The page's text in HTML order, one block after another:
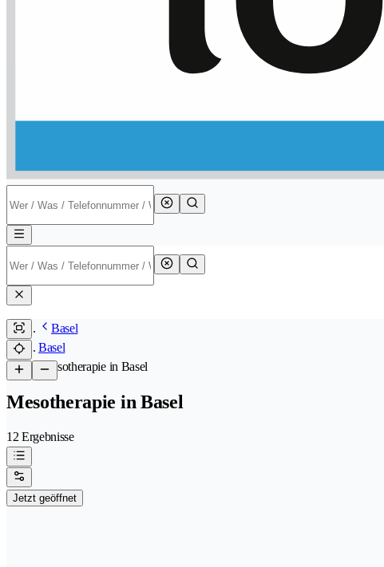
Basel
Basel
/Mesotherapie in Basel
Mesotherapie in Basel
12 Ergebnisse
Jetzt geöffnet